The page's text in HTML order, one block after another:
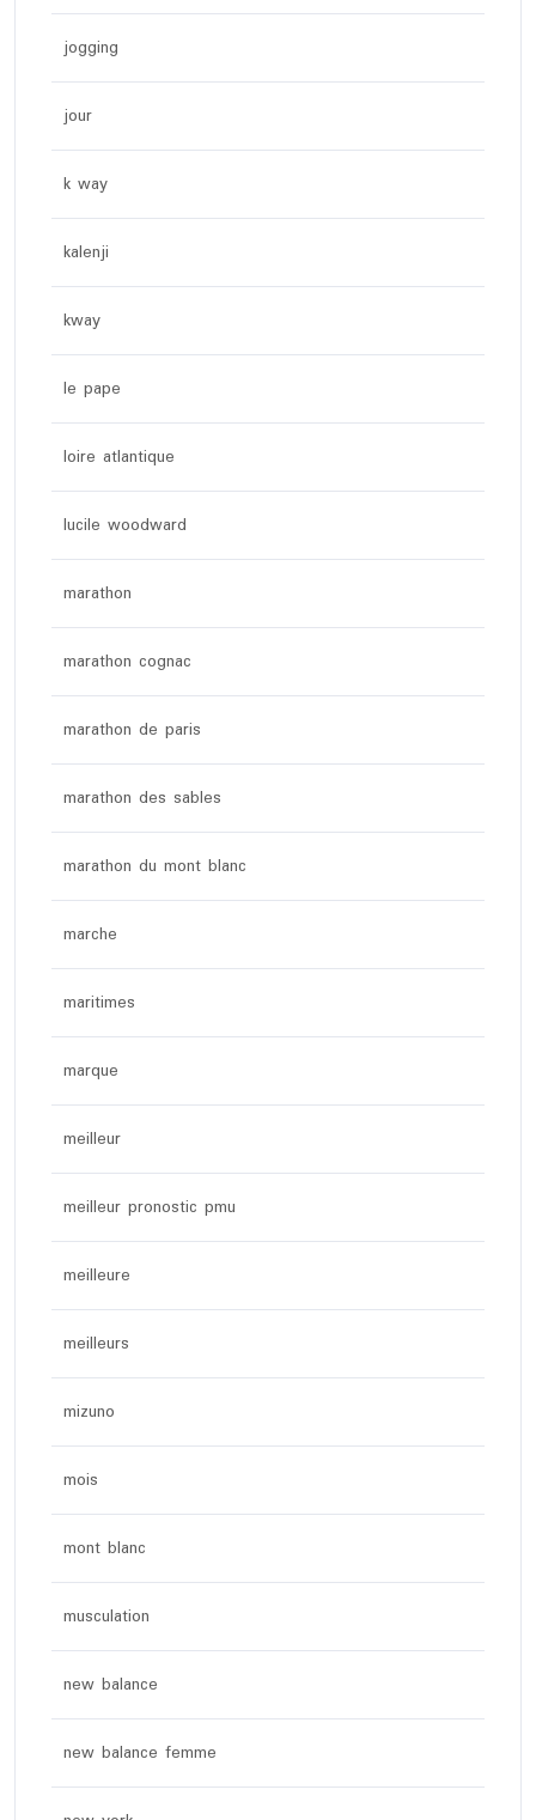
jogging
jour
k way
kalenji
kway
le pape
loire atlantique
lucile woodward
marathon
marathon cognac
marathon de paris
marathon des sables
marathon du mont blanc
marche
maritimes
marque
meilleur
meilleur pronostic pmu
meilleure
meilleurs
mizuno
mois
mont blanc
musculation
new balance
new balance femme